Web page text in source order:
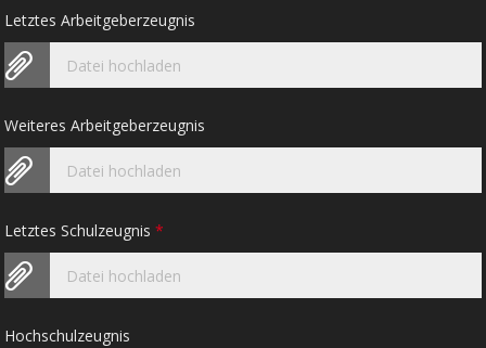
Letztes Arbeitgeberzeugnis
Datei hochladen
Weiteres Arbeitgeberzeugnis
Datei hochladen
Letztes Schulzeugnis*
Datei hochladen
Hochschulzeugnis